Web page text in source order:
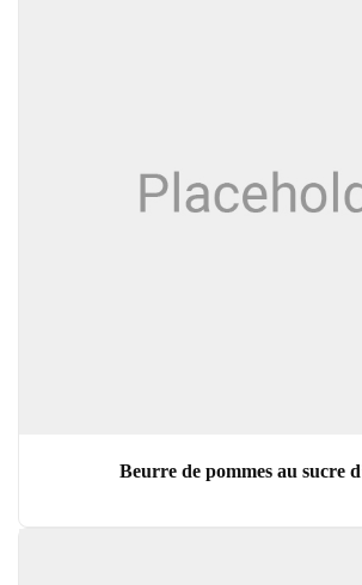
Beurre de pommes au sucre